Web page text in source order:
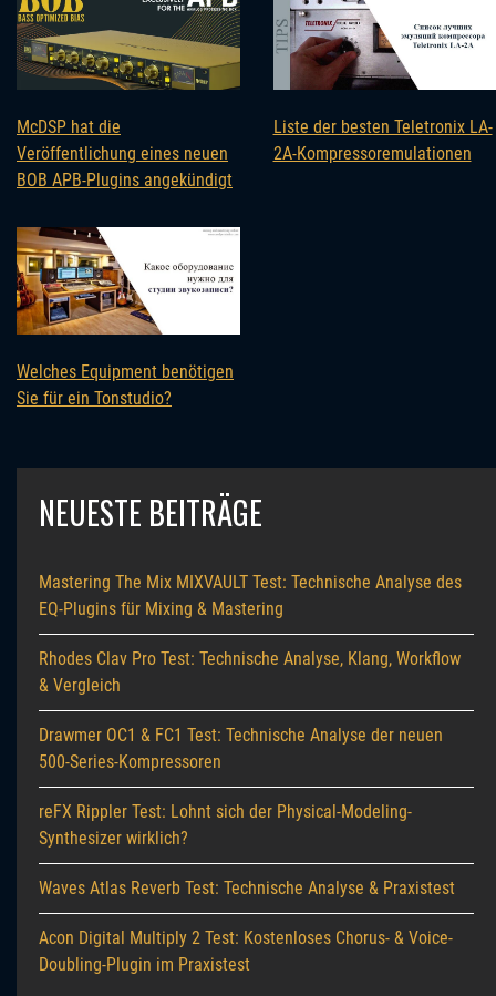
McDSP hat die
Veröffentlichung eines neuen
BOB APB-Plugins angekündigt
Liste der besten Teletronix LA-
2A-Kompressoremulationen
Welches Equipment benötigen
Sie für ein Tonstudio?
NEUESTE BEITRÄGE
Mastering The Mix MIXVAULT Test: Technische Analyse des
EQ-Plugins für Mixing & Mastering
Rhodes Clav Pro Test: Technische Analyse, Klang, Workflow
& Vergleich
Drawmer OC1 & FC1 Test: Technische Analyse der neuen
500-Series-Kompressoren
reFX Rippler Test: Lohnt sich der Physical-Modeling-
Synthesizer wirklich?
Waves Atlas Reverb Test: Technische Analyse & Praxistest
Acon Digital Multiply 2 Test: Kostenloses Chorus- & Voice-
Doubling-Plugin im Praxistest